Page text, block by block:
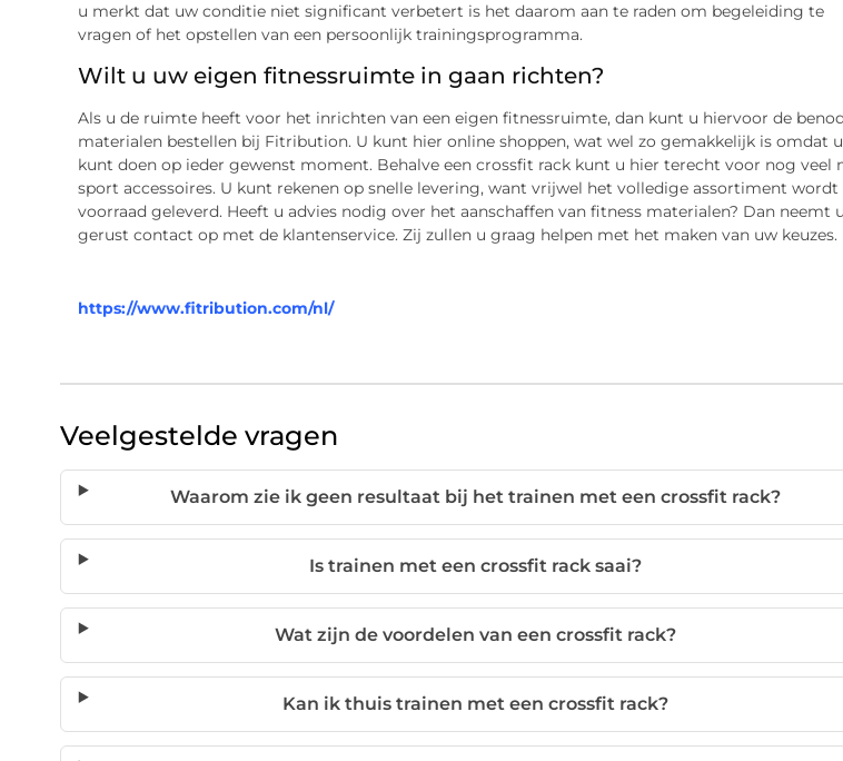
u merkt dat uw conditie niet significant verbetert is het daarom aan te raden om begeleiding te
vragen of het opstellen van een persoonlijk trainingsprogramma.
Wilt u uw eigen fitnessruimte in gaan richten?
Als u de ruimte heeft voor het inrichten van een eigen fitnessruimte, dan kunt u hiervoor de
materialen bestellen bij Fitribution. U kunt hier online shoppen, wat wel zo gemakkelijk is omdat
kunt doen op ieder gewenst moment. Behalve een crossfit rack kunt u hier terecht voor nog veel
sport accessoires. U kunt rekenen op snelle levering, want vrijwel het volledige assortiment wordt
voorraad geleverd. Heeft u advies nodig over het aanschaffen van fitness materialen? Dan neemt u
gerust contact op met de klantenservice. Zij zullen u graag helpen met het maken van uw keuzes.
https://www.fitribution.com/nl/
Veelgestelde vragen
Waarom zie ik geen resultaat bij het trainen met een crossfit rack?
Is trainen met een crossfit rack saai?
Wat zijn de voordelen van een crossfit rack?
Kan ik thuis trainen met een crossfit rack?